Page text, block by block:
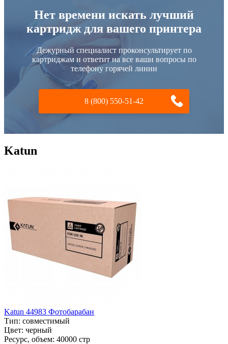
Нет времени искать лучший
картридж для вашего принтера
Дежурный специалист проконсультирует по
картриджам и ответит на все ваши вопросы по
телефону горячей линии
8 (800) 550-51-42
Katun
Katun 44983 Фотобарабан
Тип: совместимый
Цвет: черный
Ресурс, объем: 40000 стр